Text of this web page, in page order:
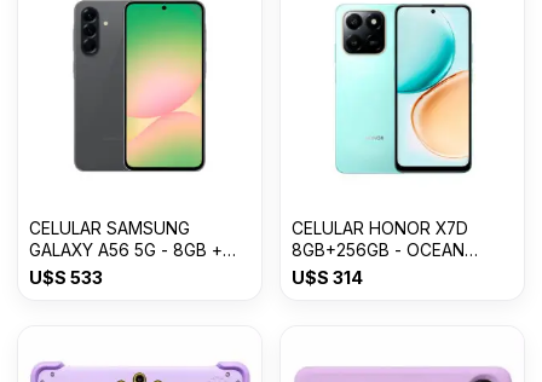
CELULAR SAMSUNG
GALAXY A56 5G - 8GB +
256GB Awesome Graphite
U$S 533
CELULAR HONOR X7D
8GB+256GB - OCEAN
CYAN
U$S 314